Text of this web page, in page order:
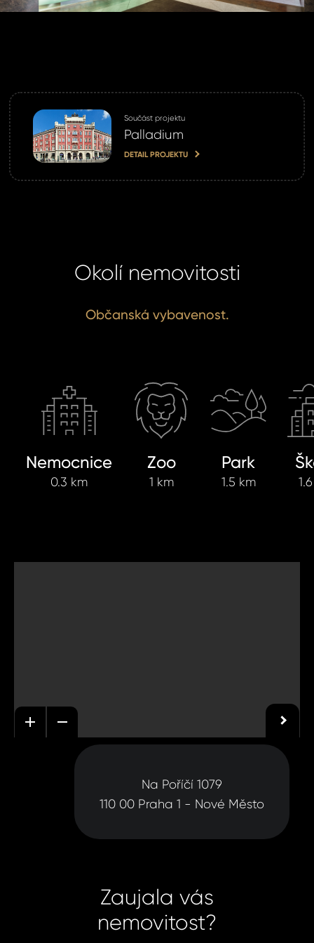
Součást projektu
Palladium
DETAIL PROJEKTU
Okolí nemovitosti
Občanská vybavenost.
Nemocnice
0.3 km
Zoo
1 km
Park
1.5 km
Na Poříčí 1079
110 00 Praha 1 - Nové Město
Zaujala vás
nemovitost?
účet ?
jej nyní